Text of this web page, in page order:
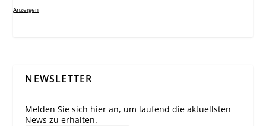
Anzeigen
NEWSLETTER
Melden Sie sich hier an, um laufend die aktuellsten
News zu erhalten.